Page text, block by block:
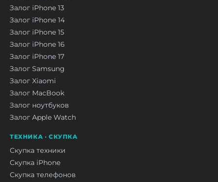
Залог iPhone 13
Залог iPhone 14
Залог iPhone 15
Залог iPhone 16
Залог iPhone 17
Залог Samsung
Залог Xiaomi
Залог MacBook
Залог ноутбуков
Залог Apple Watch
ТЕХНИКА · СКУПКА
Скупка техники
Скупка iPhone
Скупка телефонов